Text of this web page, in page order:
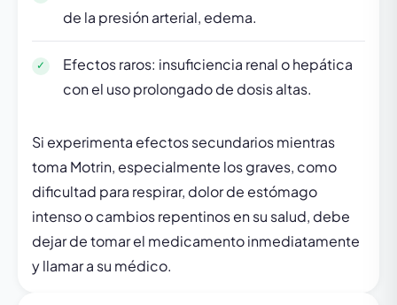
de la presión arterial, edema.
Efectos raros: insuficiencia renal o hepática
con el uso prolongado de dosis altas.
Si experimenta efectos secundarios mientras
toma Motrin, especialmente los graves, como
dificultad para respirar, dolor de estómago
intenso o cambios repentinos en su salud, debe
dejar de tomar el medicamento inmediatamente
y llamar a su médico.